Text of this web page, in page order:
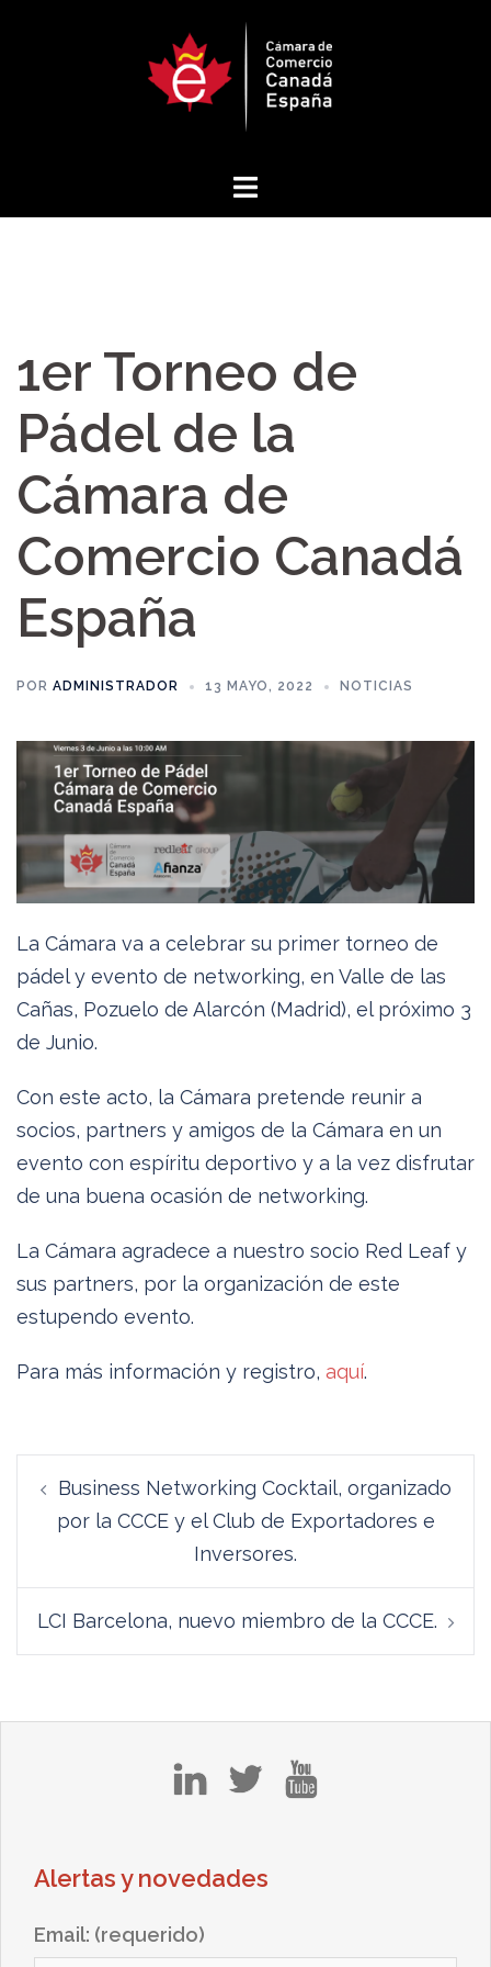
1er Torneo de
Pádel de la
Cámara de
Comercio Canadá
España
POR ADMINISTRADOR 13 MAYO, 2022 NOTICIAS
La Cámara va a celebrar su primer torneo de
pádel y evento de networking, en Valle de las
Cañas, Pozuelo de Alarcón (Madrid), el próximo 3
de Junio.
Con este acto, la Cámara pretende reunir a
socios, partners y amigos de la Cámara en un
evento con espíritu deportivo y a la vez disfrutar
de una buena ocasión de networking.
La Cámara agradece a nuestro socio Red Leaf y
sus partners, por la organización de este
estupendo evento.
Para más información y registro, aquí.
de
entradas
Business Networking Cocktail, organizado
por la CCCE y el Club de Exportadores e
Inversores.
LCI Barcelona, nuevo miembro de la CCCE.
Alertas y novedades
Email: (requerido)